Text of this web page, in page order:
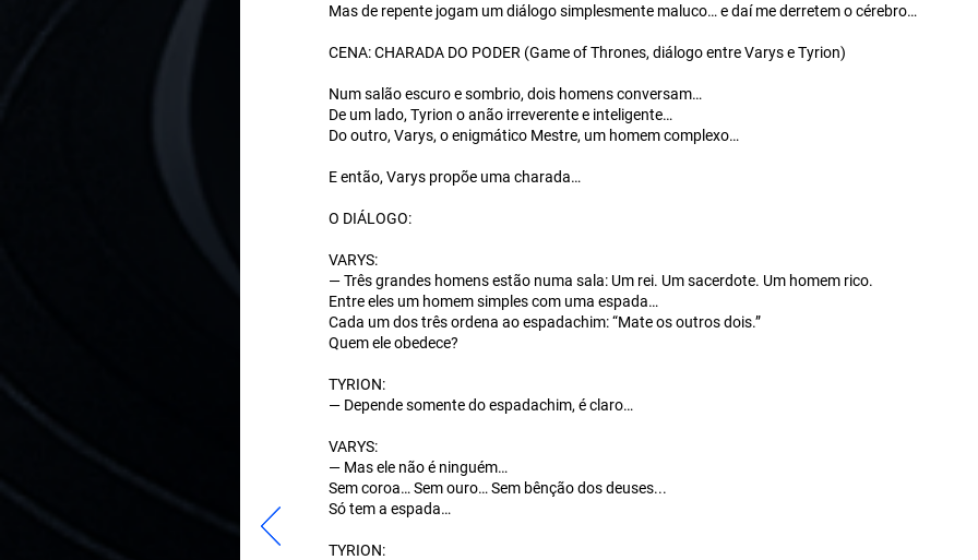
Mas de repente jogam um diálogo simplesmente maluco… e daí me derretem o cérebro…
CENA: CHARADA DO PODER (Game of Thrones, diálogo entre Varys e Tyrion)
Num salão escuro e sombrio, dois homens conversam…
De um lado, Tyrion o anão irreverente e inteligente…
Do outro, Varys, o enigmático Mestre, um homem complexo…
E então, Varys propõe uma charada…
O DIÁLOGO:
VARYS:
— Três grandes homens estão numa sala: Um rei. Um sacerdote. Um homem rico.
Entre eles um homem simples com uma espada…
Cada um dos três ordena ao espadachim: “Mate os outros dois.”
Quem ele obedece?
TYRION:
— Depende somente do espadachim, é claro…
VARYS:
— Mas ele não é ninguém…
Sem coroa… Sem ouro… Sem bênção dos deuses...
Só tem a espada…
TYRION: